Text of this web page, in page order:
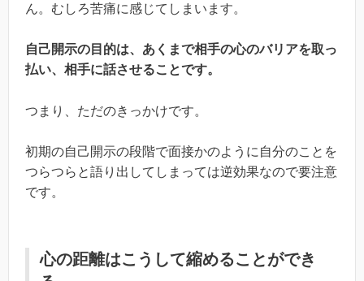
ん。むしろ苦痛に感じてしまいます。
自己開示の目的は、あくまで相手の心のバリアを取っ
払い、相手に話させることです。
つまり、ただのきっかけです。
初期の自己開示の段階で面接かのように自分のことを
つらつらと語り出してしまっては逆効果なので要注意
です。
心の距離はこうして縮めることができ